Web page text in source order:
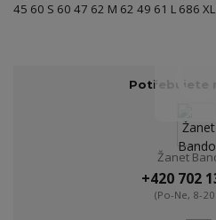
45 60 S 60 47 62 M 62 49 61 L 686
Potřebujete
Žanet
+420 702
(Po-Ne, 8-